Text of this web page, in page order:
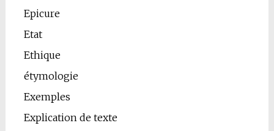
Epicure
Etat
Ethique
étymologie
Exemples
Explication de texte